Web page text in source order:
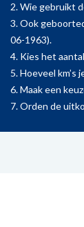
2. Wie gebruikt
3. Ook
06-1963).
4. Kies het
5. Hoeveel km’s
6. Maak een
7. Orden de